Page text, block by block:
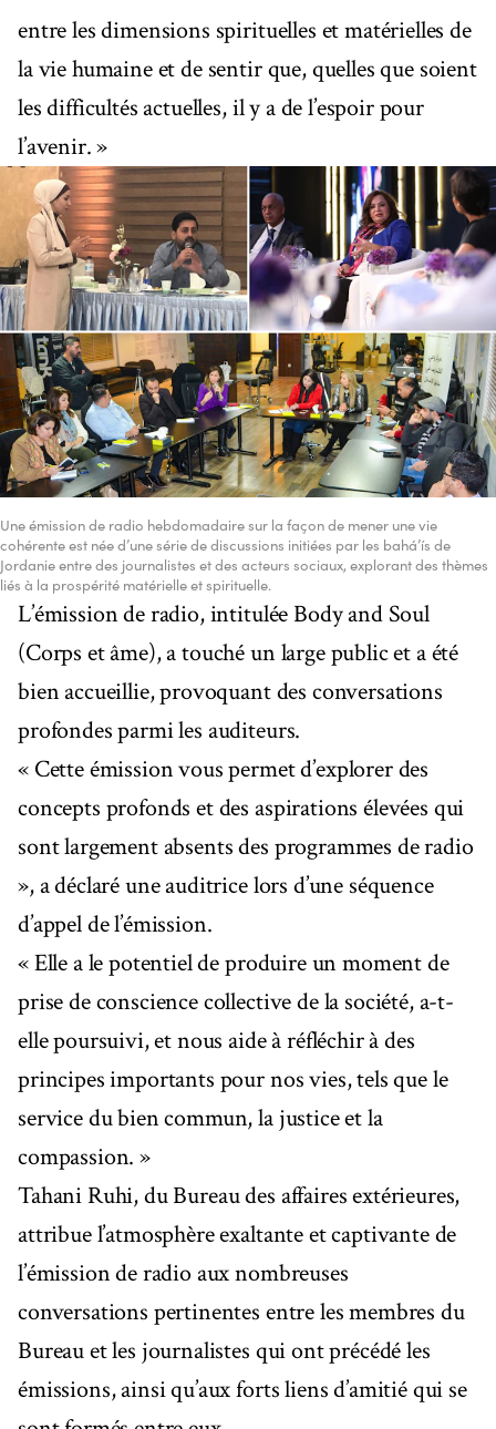
entre les dimensions spirituelles et matérielles de
la vie humaine et de sentir que, quelles que soient
les difficultés actuelles, il y a de l’espoir pour
l’avenir. »
Une émission de radio hebdomadaire sur la façon de mener une vie
cohérente est née d’une série de discussions initiées par les bahá’ís de
Jordanie entre des journalistes et des acteurs sociaux, explorant des thèmes
liés à la prospérité matérielle et spirituelle.
L’émission de radio, intitulée Body and Soul
(Corps et âme), a touché un large public et a été
bien accueillie, provoquant des conversations
profondes parmi les auditeurs.
« Cette émission vous permet d’explorer des
concepts profonds et des aspirations élevées qui
sont largement absents des programmes de radio
», a déclaré une auditrice lors d’une séquence
d’appel de l’émission.
« Elle a le potentiel de produire un moment de
prise de conscience collective de la société, a-t-
elle poursuivi, et nous aide à réfléchir à des
principes importants pour nos vies, tels que le
service du bien commun, la justice et la
compassion. »
Tahani Ruhi, du Bureau des affaires extérieures,
attribue l’atmosphère exaltante et captivante de
l’émission de radio aux nombreuses
conversations pertinentes entre les membres du
Bureau et les journalistes qui ont précédé les
émissions, ainsi qu’aux forts liens d’amitié qui se